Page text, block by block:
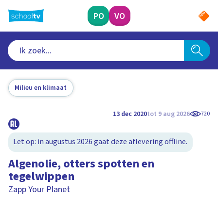
naar
hoofdinhoud
PO VO
Milieu en klimaat
13 dec 2020tot 9 aug 2026 720
Let op: in augustus 2026 gaat deze aflevering offline.
Algenolie, otters spotten en
tegelwippen
Zapp Your Planet